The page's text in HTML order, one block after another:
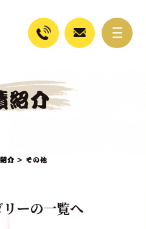
績紹介
介 > その他
ーの一覧へ